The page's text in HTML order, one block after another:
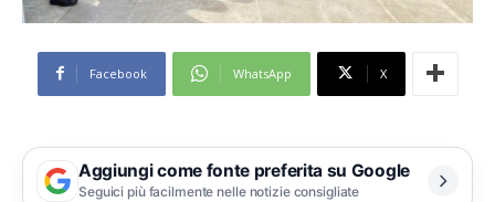
Facebook WhatsApp X
Aggiungi come fonte preferita su Google
Seguici più facilmente nelle notizie consigliate